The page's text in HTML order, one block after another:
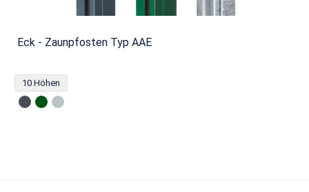
Eck - Zaunpfosten Typ AAE
10 Höhen